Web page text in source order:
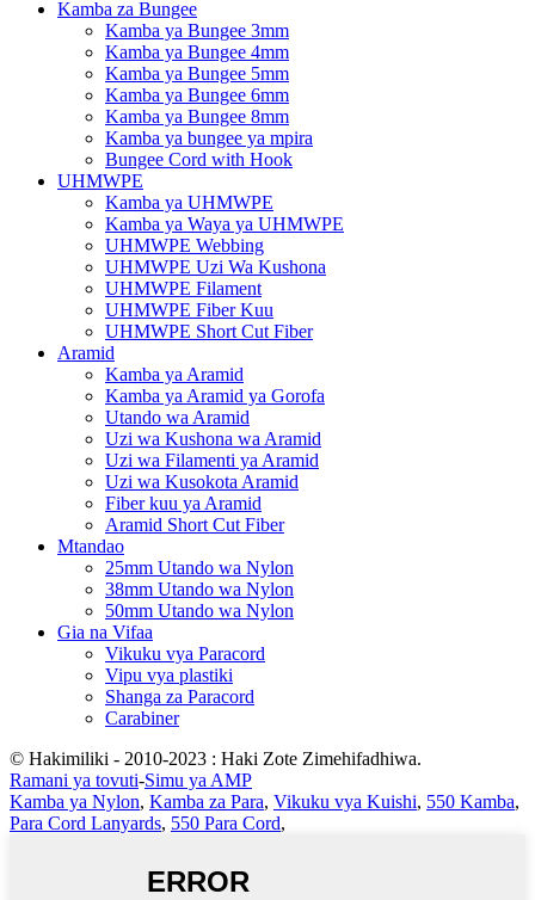
Kamba za Bungee
Kamba ya Bungee 3mm
Kamba ya Bungee 4mm
Kamba ya Bungee 5mm
Kamba ya Bungee 6mm
Kamba ya Bungee 8mm
Kamba ya bungee ya mpira
Bungee Cord with Hook
UHMWPE
Kamba ya UHMWPE
Kamba ya Waya ya UHMWPE
UHMWPE Webbing
UHMWPE Uzi Wa Kushona
UHMWPE Filament
UHMWPE Fiber Kuu
UHMWPE Short Cut Fiber
Aramid
Kamba ya Aramid
Kamba ya Aramid ya Gorofa
Utando wa Aramid
Uzi wa Kushona wa Aramid
Uzi wa Filamenti ya Aramid
Uzi wa Kusokota Aramid
Fiber kuu ya Aramid
Aramid Short Cut Fiber
Mtandao
25mm Utando wa Nylon
38mm Utando wa Nylon
50mm Utando wa Nylon
Gia na Vifaa
Vikuku vya Paracord
Vipu vya plastiki
Shanga za Paracord
Carabiner
© Hakimiliki - 2010-2023 : Haki Zote Zimehifadhiwa.
Ramani ya tovuti-Simu ya AMP
Kamba ya Nylon, Kamba za Para, Vikuku vya Kuishi, 550 Kamba,
Para Cord Lanyards, 550 Para Cord,